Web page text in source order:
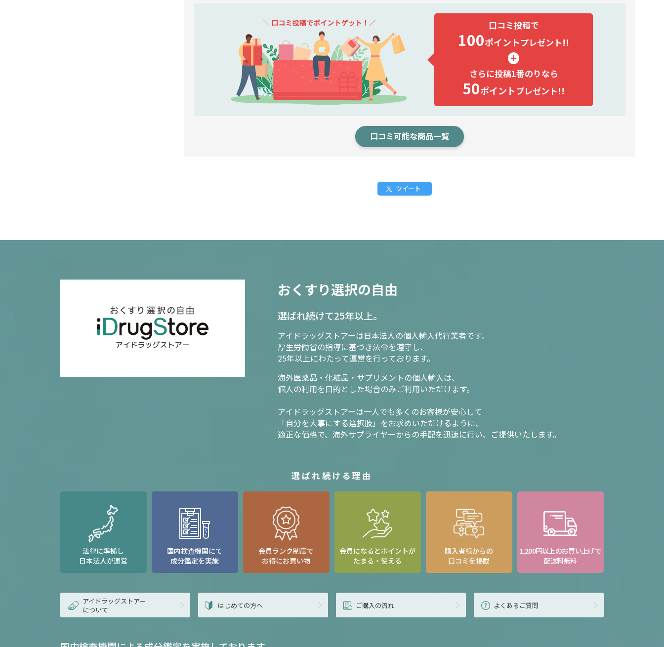
口コミ投稿で
100ポイントプレゼント!!
さらに投稿1番のりなら
50ポイントプレゼント!!
口コミ可能な商品一覧
ツイート
おくすり選択の自由
選ばれ続けて25年以上。
アイドラッグストアーは日本法人の個人輸入代行業者です。
厚生労働省の指導に基づき法令を遵守し、
25年以上にわたって運営を行っております。
海外医薬品・化粧品・サプリメントの個人輸入は、
個人の利用を目的とした場合のみご利用いただけます。
アイドラッグストアーは一人でも多くのお客様が安心して
「自分を大事にする選択肢」をお求めいただけるように、
適正な価格で、海外サプライヤーからの手配を迅速に行い、ご提供いたします。
選ばれ続ける理由
法律に準拠し
日本法人が運営
国内検査機関にて
成分鑑定を実施
会員ランク制度で
お得にお買い物
会員になるとポイントが
たまる・使える
購入者様からの
口コミを掲載
1,200円以上のお買い上げで
配送料無料
アイドラッグストアー
について
はじめての方へ ご購入の流れ よくあるご質問